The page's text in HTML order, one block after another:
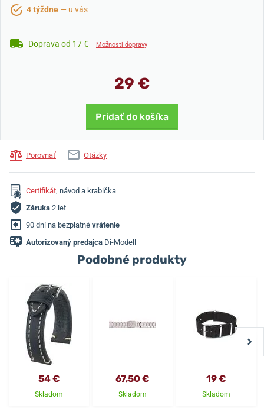
4 týždne — u vás
Doprava od 17 € Možnosti dopravy
29 €
Pridať do košíka
Porovnať Otázky
Certifikát, návod a krabička
Záruka 2 let
90 dní na bezplatné vrátenie
Autorizovaný predajca Di-Modell
Podobné produkty
54 €
Skladom
67,50 €
Skladom
19 €
Skladom